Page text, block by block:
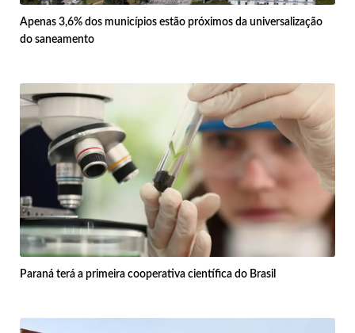
Apenas 3,6% dos municípios estão próximos da universalização
do saneamento
Paraná terá a primeira cooperativa científica do Brasil